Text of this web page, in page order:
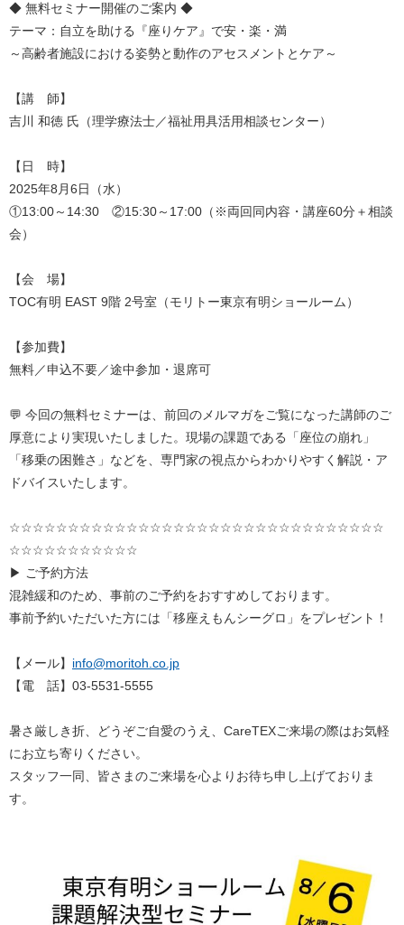
◆ 無料セミナー開催のご案内 ◆
テーマ：自立を助ける『座りケア』で安・楽・満
～高齢者施設における姿勢と動作のアセスメントとケア～
【講 師】
吉川 和徳 氏（理学療法士／福祉用具活用相談センター）
【日 時】
2025年8 月6日（水）
①13:00～ 14:30 ②15:30～ 17:00 （※両回同内容・講座60分＋相談
会）
【会 場】
TOC有明 EAST 9階 2号室（モリトー東京有明ショールーム）
【参加費】
無料／申込不要／途中参加・退席可
💬 今回の無料セミナーは、前回のメルマガをご覧になった講師のご
厚意により実現いたしました。現場の課題である「座位の崩れ」
「移乗の困難さ」などを、専門家の視点からわかりやすく解説・ア
ドバイスいたします。
☆☆☆☆☆☆☆☆☆☆☆☆☆☆☆☆☆☆☆☆☆☆☆☆☆☆☆☆☆☆☆☆
☆☆☆☆☆☆☆☆☆☆☆
▶ ご予約方法
混雑緩和のため、事前のご予約をおすすめしております。
事前予約いただいた方には「移座えもんシーグロ」をプレゼント！
【メール】 info@moritoh.co.jp
【電 話】 03-5531-5555
暑さ厳しき折、どうぞご自愛のうえ、 CareTEXご来場の際はお気軽
にお立ち寄りください。
スタッフ一同、皆さまのご来場を心よりお待ち申し上げておりま
す。